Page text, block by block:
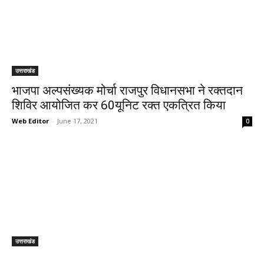
उत्तराखंड
भाजपा अल्पसंख्यक मोर्चा राजपुर विधानसभा ने रक्तदान
शिविर आयोजित कर 60यूनिट रक्त एकत्रित किया
Web Editor - June 17, 2021 0
उत्तराखंड